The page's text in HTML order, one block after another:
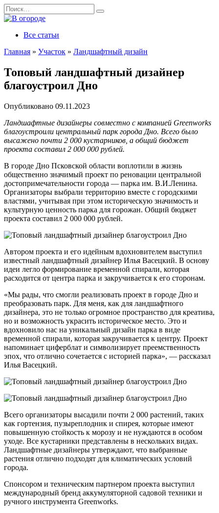
Перейти
к
содержанию
Search
for:
Все статьи
Главная » Участок » Ландшафтный дизайн
Топовый ландшафтный дизайнер
благоустроил Дно
Опубликовано 09.11.2023
Ландшафтные дизайнеры совместно с компанией Greenworks
благоустроили центральный парк города Дно. Всего было
высажено почти 2 000 кустарников, а общий бюджет
проекта составил 2 000 000 рублей.
В городе Дно Псковской области воплотили в жизнь
общественно значимый проект по реновации центральной
достопримечательности города — парка им. В.И.Ленина.
Организаторы выбрали территорию вместе с городскими
властями, учитывая при этом историческую значимость и
культурную ценность парка для горожан. Общий бюджет
проекта составил 2 000 000 рублей.
Автором проекта и его идейным вдохновителем выступил
известный ландшафтный дизайнер Илья Васецкий. В основу
идеи легло формирование временной спирали, которая
расходится от центра парка и закручивается к его сторонам.
«Мы рады, что смогли реализовать проект в городе Дно и
преобразовать парк. Для меня, как для ландшафтного
дизайнера, это не только огромное пространство для креатива,
но и возможность украсить историческое место. Это и
вдохновило нас на уникальный дизайн парка в виде
временной спирали, которая закручивается к центру. Проект
напоминает циферблат и символизирует преемственность
эпох, что отлично сочетается с историей парка», — рассказал
Илья Васецкий.
Всего организаторы высадили почти 2 000 растений, таких
как гортензия, пузыреплодник и спирея, которые имеют
повышенную стойкость к морозу и не нуждаются в особом
уходе. Все кустарники представлены в нескольких видах.
Ландшафтные дизайнеры утверждают, что выбранные
растения отлично подходят для климатических условий
города.
Спонсором и техническим партнером проекта выступил
международный бренд аккумуляторной садовой техники и
ручного инструмента Greenworks.